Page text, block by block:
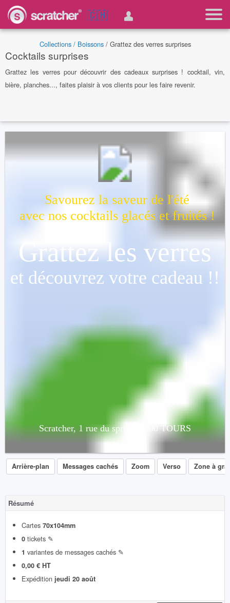
🇨🇭
Collections / Boissons/ Grattez des verres surprises
Cocktails surprises
Grattez les verres pour découvrir des cadeaux surprises ! cocktail, vin,
bière, planches..., faites plaisir à vos clients pour les faire revenir.
Scratcher, 1 rue du spritz 37000 TOURS
Grattez les verres
et découvrez votre cadeau !!
Savourez la saveur de l'été
avec nos cocktails glacés et fruités !
Arrière-plan Messages cachés Zoom Verso Zone à
Résumé
Cartes 70x104mm
0 tickets ✎
1 variantes de messages cachés ✎
0,00 € HT
Expédition jeudi 20 août